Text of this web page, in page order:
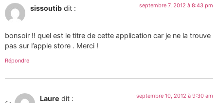
sissoutib dit : septembre 7, 2012 à 8:43 pm
bonsoir !! quel est le titre de cette application car je ne la trouve
pas sur l’apple store . Merci !
Répondre
Laure dit : septembre 10, 2012 à 9:30 am